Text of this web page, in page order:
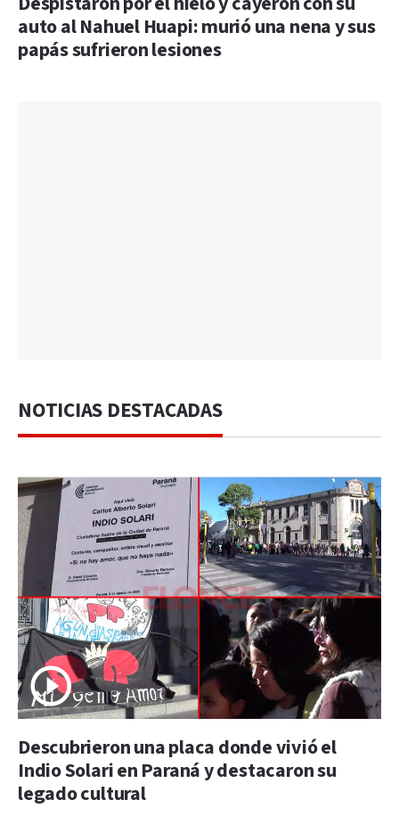
auto al Nahuel Huapi: murió una nena y sus
papás sufrieron lesiones
NOTICIAS DESTACADAS
Descubrieron una placa donde vivió el
Indio Solari en Paraná y destacaron su
legado cultural